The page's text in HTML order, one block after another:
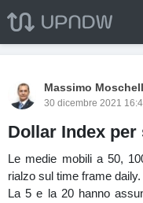
Massimo
30 dicembre 2021
Dollar Index per
Le medie mobili a 50,
rialzo sul time frame daily.
La 5 e la 20 hanno